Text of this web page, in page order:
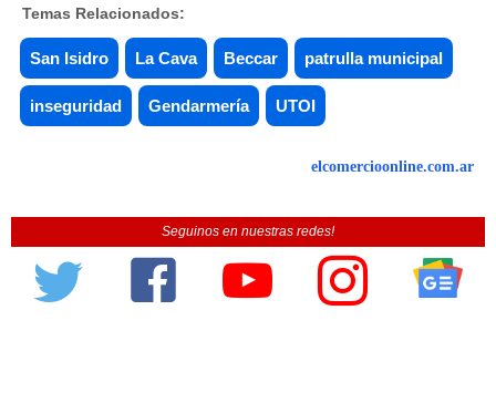
Temas Relacionados:
San Isidro La Cava Beccar patrulla municipal
inseguridad Gendarmería UTOI
elcomercioonline.com.ar
Seguinos en nuestras redes!